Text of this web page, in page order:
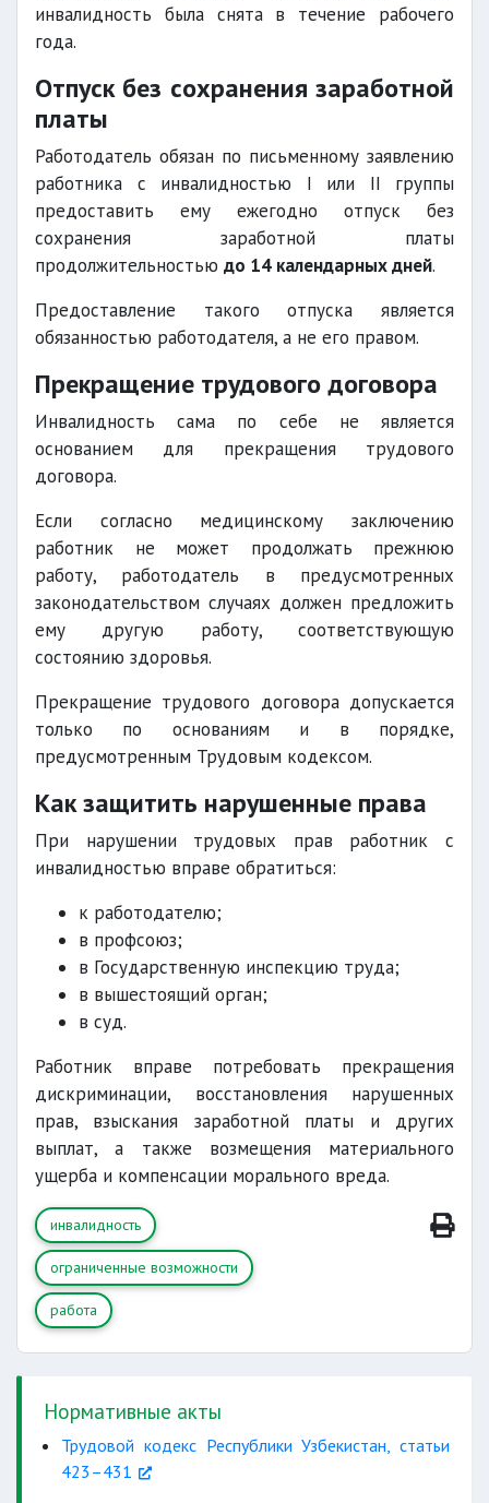
инвалидность была снята в течение рабочего
года.
Отпуск без сохранения заработной
платы
Работодатель обязан по письменному заявлению
работника с инвалидностью I или II группы
предоставить ему ежегодно отпуск без
сохранения заработной платы
продолжительностью до 14 календарных дней.
Предоставление такого отпуска является
обязанностью работодателя, а не его правом.
Прекращение трудового договора
Инвалидность сама по себе не является
основанием для прекращения трудового
договора.
Если согласно медицинскому заключению
работник не может продолжать прежнюю
работу, работодатель в предусмотренных
законодательством случаях должен предложить
ему другую работу, соответствующую
состоянию здоровья.
Прекращение трудового договора допускается
только по основаниям и в порядке,
предусмотренным Трудовым кодексом.
Как защитить нарушенные права
При нарушении трудовых прав работник с
инвалидностью вправе обратиться:
к работодателю;
в профсоюз;
в Государственную инспекцию труда;
в вышестоящий орган;
в суд.
Работник вправе потребовать прекращения
дискриминации, восстановления нарушенных
прав, взыскания заработной платы и других
выплат, а также возмещения материального
ущерба и компенсации морального вреда.
инвалидность
ограниченные возможности
работа
Нормативные акты
Трудовой кодекс Республики Узбекистан, статьи
423–431